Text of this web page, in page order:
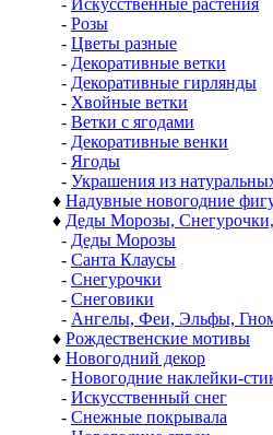
- Искусственные растения
- Розы
- Цветы разные
- Декоративные ветки
- Декоративные гирлянды
- Хвойные ветки
- Ветки с ягодами
- Декоративные венки
- Ягоды
- Украшения из
♦ Надувные новогодние
♦ Деды Морозы,
- Деды Морозы
- Санта Клаусы
- Снегурочки
- Снеговики
- Ангелы, Феи, Эльфы,
♦ Рождественские мотивы
♦ Новогодний декор
- Новогодние наклейки-
- Искусственный снег
- Снежные покрывала